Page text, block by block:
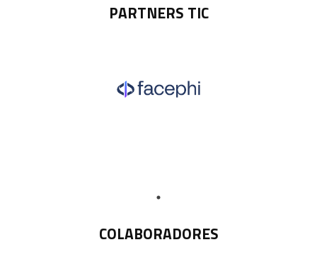
PARTNERS TIC
COLABORADORES